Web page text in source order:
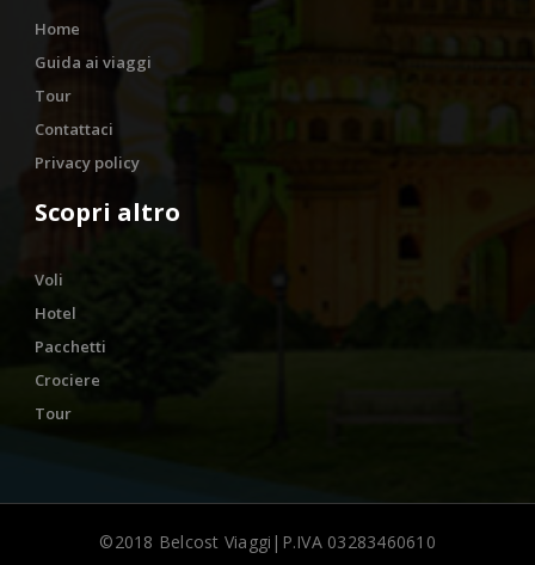
Home
Guida ai viaggi
Tour
Contattaci
Privacy policy
Scopri altro
Voli
Hotel
Pacchetti
Crociere
Tour
©2018 Belcost Viaggi|P.IVA 03283460610